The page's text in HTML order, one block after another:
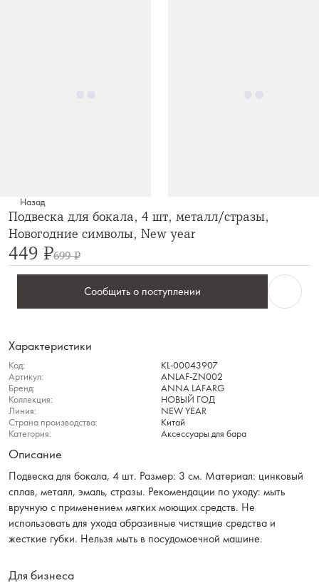
Назад
Подвеска для бокала, 4 шт, металл/стразы,
Новогодние символы, New year
449 ₽699 ₽
Сообщить о поступлении
Характеристики
Код:
KL-00043907
Артикул:
ANLAF-ZN002
Бренд:
ANNA LAFARG
Коллекция:
НОВЫЙ ГОД
Линия:
NEW YEAR
Страна производства:
Китай
Категория:
Аксессуары для бара
Описание
Подвеска для бокала, 4 шт. Размер: 3 см. Материал: цинковый
сплав, металл, эмаль, стразы. Рекомендации по уходу: мыть
вручную с применением мягких моющих средств. Не
использовать для ухода абразивные чистящие средства и
жесткие губки. Нельзя мыть в посудомоечной машине.
Для бизнеса